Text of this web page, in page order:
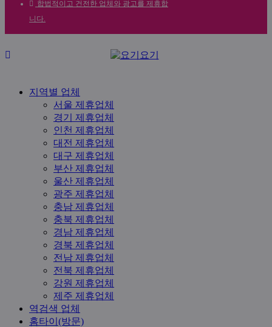
합법적이고 건전한 업체와 광고를 제휴합
니다.
지역별 업체
서울 제휴업체
경기 제휴업체
인천 제휴업체
대전 제휴업체
대구 제휴업체
부산 제휴업체
울산 제휴업체
광주 제휴업체
충남 제휴업체
충북 제휴업체
경남 제휴업체
경북 제휴업체
전남 제휴업체
전북 제휴업체
강원 제휴업체
제주 제휴업체
역검색 업체
홈타이(방문)